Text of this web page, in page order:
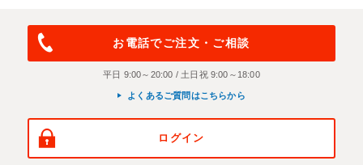
お電話でご注文・ご相談
平日 9:00～20:00 / 土日祝 9:00～18:00
よくあるご質問はこちらから
ログイン